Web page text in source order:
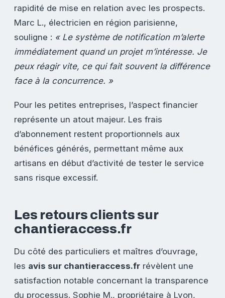
rapidité de mise en relation avec les prospects.
Marc L., électricien en région parisienne,
souligne : « Le système de notification m’alerte
immédiatement quand un projet m’intéresse. Je
peux réagir vite, ce qui fait souvent la différence
face à la concurrence. »
Pour les petites entreprises, l’aspect financier
représente un atout majeur. Les frais
d’abonnement restent proportionnels aux
bénéfices générés, permettant même aux
artisans en début d’activité de tester le service
sans risque excessif.
Les retours clients sur
chantieraccess.fr
Du côté des particuliers et maîtres d’ouvrage,
les avis sur chantieraccess.fr révèlent une
satisfaction notable concernant la transparence
du processus. Sophie M., propriétaire à Lyon,